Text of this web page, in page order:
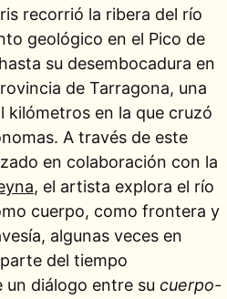
recorrió la ribera del río
geológico en el Pico de
su desembocadura en
de Tarragona, una
kilómetros en la que cruzó
A través de este
en colaboración con la
, el artista explora el río
cuerpo, como frontera y
algunas veces en
del tiempo
un diálogo entre su cuerpo-